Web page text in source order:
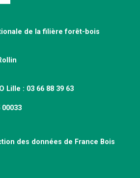
de la filière forêt-bois
Lille : 03 66 88 39 63
00033
des données de France Bois